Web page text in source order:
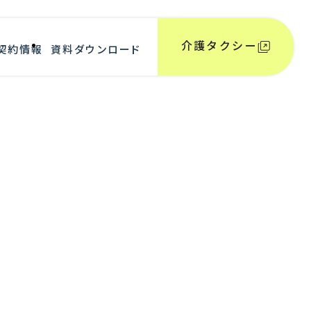
約情報 資料ダウンロード 介護タクシー